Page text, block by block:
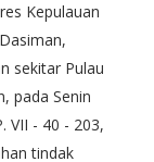
Kepulauan
sekitar Pulau
pada Senin
VII - 40 - 203,
tindak